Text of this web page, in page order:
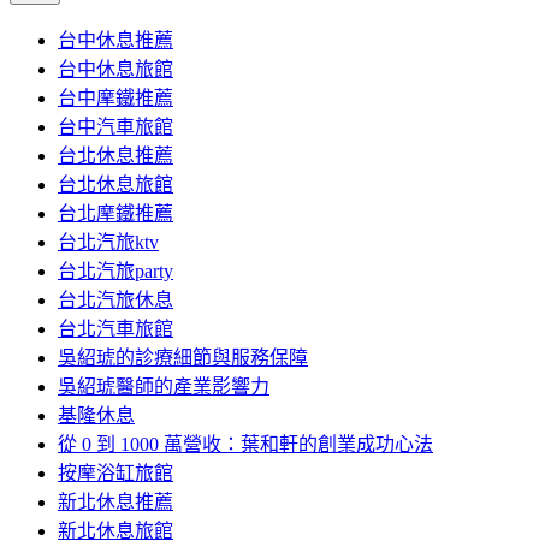
內
容
台中休息推薦
台中休息旅館
台中摩鐵推薦
台中汽車旅館
台北休息推薦
台北休息旅館
台北摩鐵推薦
台北汽旅ktv
台北汽旅party
台北汽旅休息
台北汽車旅館
吳紹琥的診療細節與服務保障
吳紹琥醫師的產業影響力
基隆休息
從 0 到 1000 萬營收：葉和軒的創業成功心法
按摩浴缸旅館
新北休息推薦
新北休息旅館